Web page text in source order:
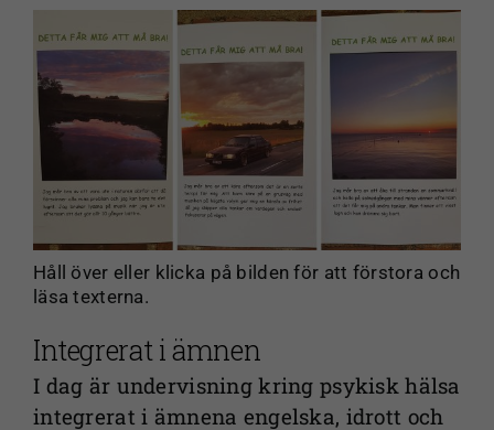
Håll över eller klicka på bilden för att förstora och
läsa texterna.
Integrerat i ämnen
I dag är undervisning kring psykisk hälsa
integrerat i ämnena engelska, idrott och
uppbyggnad,
baserat på
hur
används.
Upplevelse
För att vår
webbplats
ditt besök.
Om du nekar